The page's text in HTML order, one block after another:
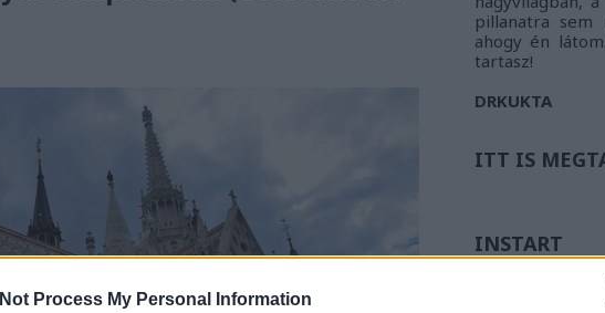
Process My Personal Information
pillanatra sem
ahogy én látom.
tartasz!
DRKUKTA
ITT IS
INSTART